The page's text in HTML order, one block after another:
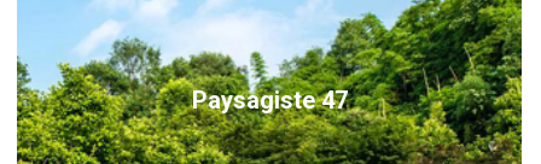
Paysagiste 47